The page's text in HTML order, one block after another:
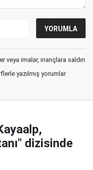
veya imalar, inançlara saldırı
yazılmış yorumlar
dizisinde